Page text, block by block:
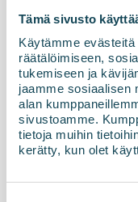
Tämä sivusto
Käytämme
räätälöimiseen,
tukemiseen ja
jaamme sosiaalisen
alan
sivustoamme.
tietoja muihin
kerätty, kun olet
balstīta uz
staciju un
ekspluatācijā un
Lasiet vairāk par